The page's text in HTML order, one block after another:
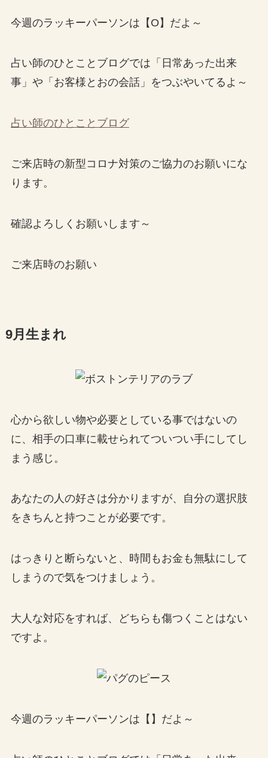
今週のラッキーパーソンは【O】だよ～
占い師のひとことブログでは「日常あった出来
事」や「お客様とおの会話」をつぶやいてるよ～
占い師のひとことブログ
ご来店時の新型コロナ対策のご協力のお願いにな
ります。
確認よろしくお願いします～
ご来店時のお願い
9月生まれ
心から欲しい物や必要としている事ではないの
に、相手の口車に載せられてついつい手にしてし
まう感じ。
あなたの人の好さは分かりますが、自分の選択肢
をきちんと持つことが必要です。
はっきりと断らないと、時間もお金も無駄にして
しまうので気をつけましょう。
大人な対応をすれば、どちらも傷つくことはない
ですよ。
今週のラッキーパーソンは【】だよ～